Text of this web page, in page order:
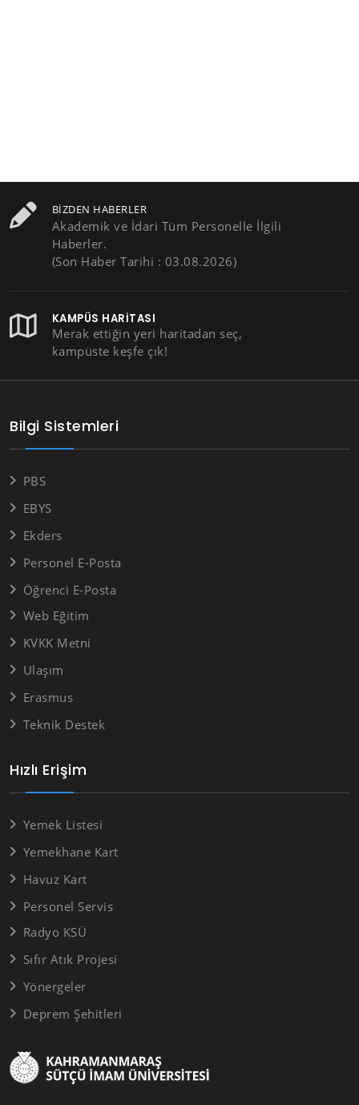
BIZDEN HABERLER
Akademik ve İdari Tüm Personelle İlgili
Haberler.
(Son Haber Tarihi : 03.08.2026)
KAMPÜS HARITASI
Merak ettiğin yeri haritadan seç,
kampüste keşfe çık!
Hızlı Erişim
Yemek Listesi
Yemekhane Kart
Havuz Kart
Personel Servis
Radyo KSÜ
Sıfır Atık Projesi
Yönergeler
Deprem Şehitleri
Bilgi Sistemleri
PBS
EBYS
Ekders
Personel E-Posta
Öğrenci E-Posta
Web Eğitim
KVKK Metni
Ulaşım
Erasmus
Teknik Destek